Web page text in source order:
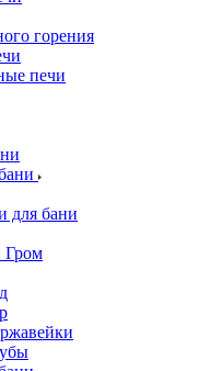
горения
печи
для бани
Гром